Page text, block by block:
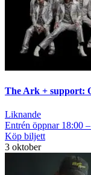
The Ark + support:
Liknande
Entrén öppnar 18:00
Köp biljett
3 oktober